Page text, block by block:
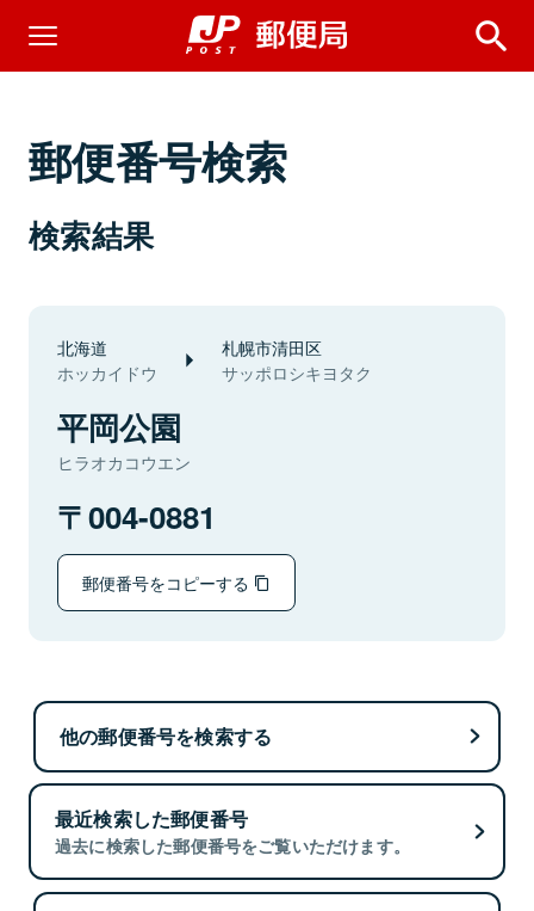
郵便番号検索
検索結果
北海道
ホッカイドウ
札幌市清田区
サッポロシキヨタク
平岡公園
ヒラオカコウエン
004-0881
郵便番号をコピーする
他の郵便番号を検索する
最近検索した郵便番号
過去に検索した郵便番号をご覧いただけます。